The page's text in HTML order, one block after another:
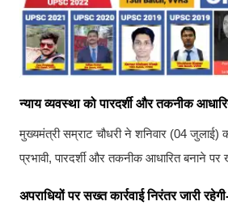
न्याय व्यवस्था को पारदर्शी और तकनीक
मुख्यमंत्री सम्राट चौधरी ने शनिवार (04 जुलाई)
प्रभावी, पारदर्शी और तकनीक आधारित बनाने
अपराधियों पर सख्त कार्रवाई निरंतर जारी